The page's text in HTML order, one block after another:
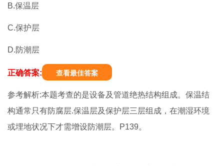
B.保温层
C.保护层
D.防潮层
正确答案: 查看最佳答案
参考解析:本题考查的是设备及管道绝热结构组成。保温结
构通常只有防腐层.保温层及保护层三层组成，在潮湿环境
或埋地状况下才需增设防潮层。P139。